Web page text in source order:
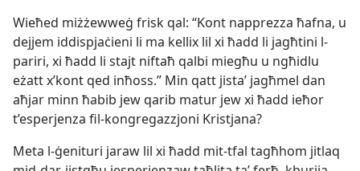
Wieħed miżżewweġ frisk qal: “Kont napprezza ħafna, u
dejjem iddispjaċieni li ma kellix lil xi ħadd li jagħtini l-​
pariri, xi ħadd li stajt niftaħ qalbi miegħu u ngħidlu
eżatt x’kont qed inħoss.” Min qatt jistaʼ jagħmel dan
aħjar minn ħabib jew qarib matur jew xi ħadd ieħor
t’esperjenza fil-​kongregazzjoni Kristjana?
Meta l-​ġenituri jaraw lil xi ħadd mit-​tfal tagħhom jitlaq